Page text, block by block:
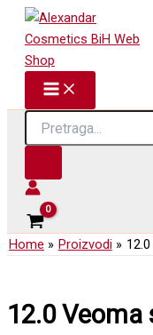
Skip
content
Products
search
Home Proizvodi
12.0